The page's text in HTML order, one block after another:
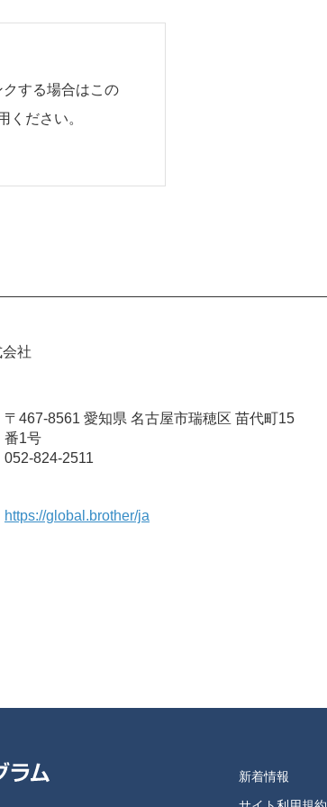
する場合はこの
ください。
社
〒467-8561 愛知県 名古屋市瑞穂区 苗代町15
番1号
052-824-2511
https://global.brother/ja
新着情報